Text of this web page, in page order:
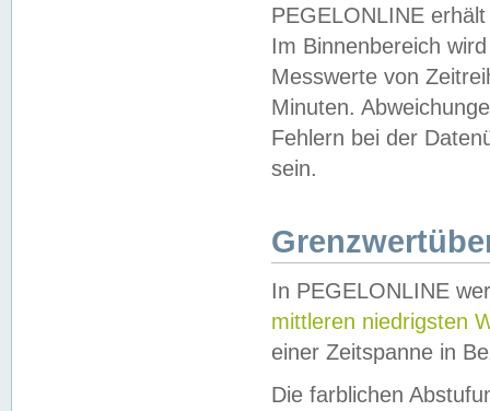
PEGELONLINE
Im Binnenbereich
Messwerte von
Minuten.
Fehlern bei der
sein.
In PEGELONLINE
mittleren niedrigsten
einer Zeitspanne in
Die farblichen